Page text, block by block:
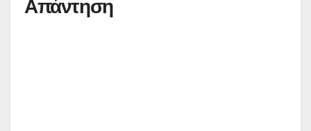
Απάντηση